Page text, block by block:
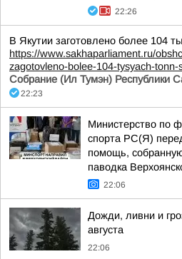
22:26
В Якутии заготовлено более 104
https://www.sakhaparliament.ru/
zagotovleno-bolee-104-tysyach-tonn-
Собрание (Ил Тумэн) Республики
22:23
Министерство по
спорта РС(Я)
помощь,
паводка
22:06
Дожди, ливни и
августа
22:06